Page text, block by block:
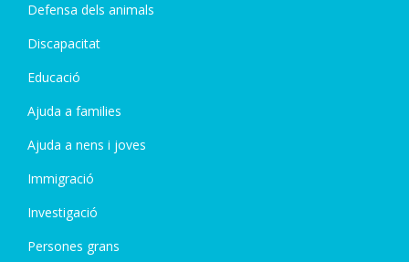
Defensa dels animals
Discapacitat
Educació
Ajuda a families
Ajuda a nens i joves
Immigració
Investigació
Persones grans